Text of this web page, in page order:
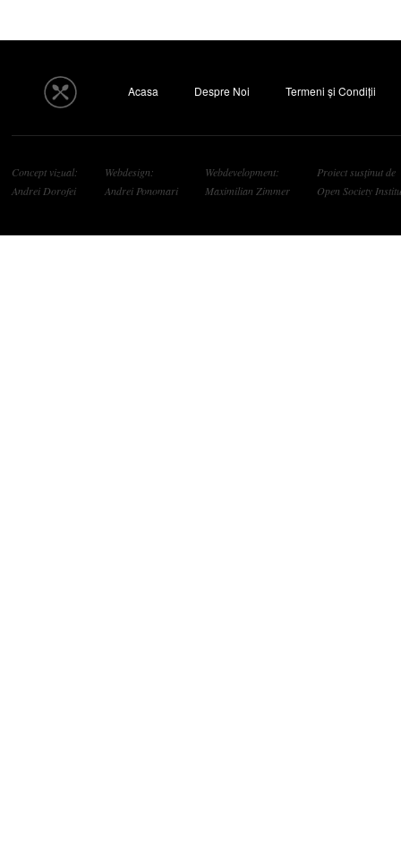
Acasa Despre Noi Termeni și Condiții
Concept vizual:
Andrei Dorofei
Webdesign:
Andrei Ponomari
Webdevelopment:
Maximilian Zimmer
Proiect susținut de
Open Society